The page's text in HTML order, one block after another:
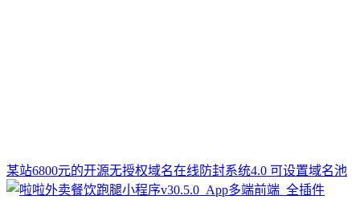
某站6800元的开源无授权域名在线防封系统4.0 可设置域名池